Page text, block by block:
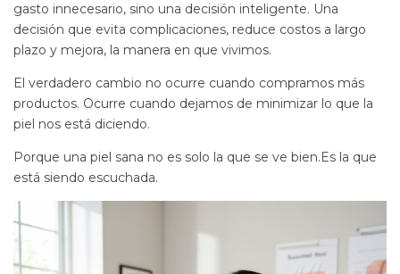
gasto innecesario, sino una decisión inteligente. Una
decisión que evita complicaciones, reduce costos a largo
plazo y mejora, la manera en que vivimos.
El verdadero cambio no ocurre cuando compramos más
productos. Ocurre cuando dejamos de minimizar lo que la
piel nos está diciendo.
Porque una piel sana no es solo la que se ve bien.Es la que
está siendo escuchada.